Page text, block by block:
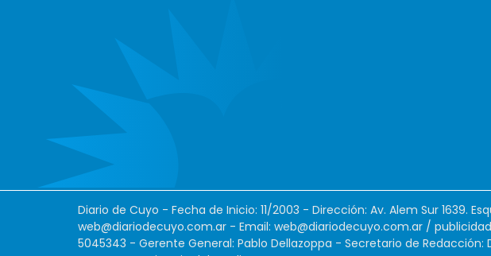
Diario de Cuyo - Fecha de Inicio: 11/2003 - Dirección: Av. Alem Sur 1639.
web@diariodecuyo.com.ar - Email: web@diariodecuyo.com.ar /
5045343 - Gerente General: Pablo Dellazoppa - Secretario de Redacción: